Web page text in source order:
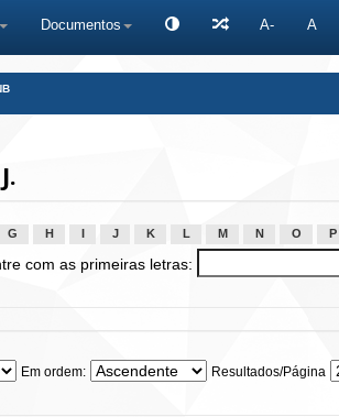
Documentos A- A
G H J K L M N O P
com as primeiras letras:
Em ordem: Resultados/Página